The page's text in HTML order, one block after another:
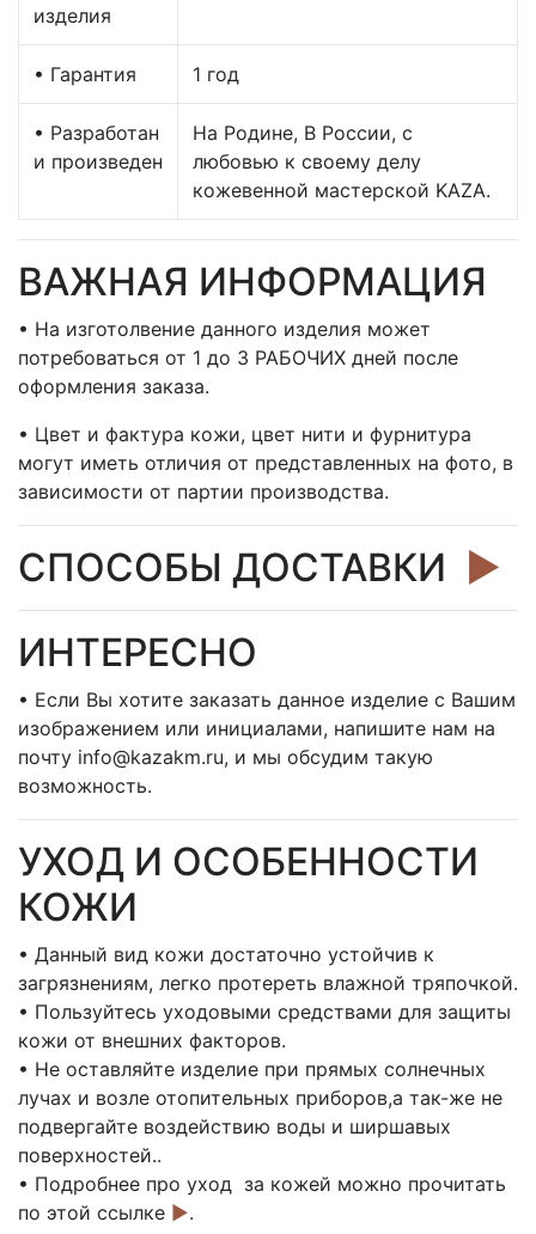
изделия
• Гарантия 1 год
• Разработан
и произведен
На Родине, В России, с
любовью к своему делу
кожевенной мастерской KAZA.
ВАЖНАЯ ИНФОРМАЦИЯ
• На изготолвение данного изделия может
потребоваться от 1 до 3 РАБОЧИХ дней после
оформления заказа.
• Цвет и фактура кожи, цвет нити и фурнитура
могут иметь отличия от представленных на фото, в
зависимости от партии производства.
СПОСОБЫ ДОСТАВКИ ►
ИНТЕРЕСНО
• Если Вы хотите заказать данное изделие с Вашим
изображением или инициалами, напишите нам на
почту info@kazakm.ru, и мы обсудим такую
возможность.
УХОД И ОСОБЕННОСТИ
КОЖИ
• Данный вид кожи достаточно устойчив к
загрязнениям, легко протереть влажной тряпочкой.
• Пользуйтесь уходовыми средствами для защиты
кожи от внешних факторов.
• Не оставляйте изделие при прямых солнечных
лучах и возле отопительных приборов,а так-же не
подвергайте воздействию воды и ширшавых
поверхностей..
• Подробнее про уход за кожей можно прочитать
по этой ссылке ►.